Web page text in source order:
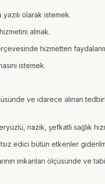
olarak istemek.
almak.
hizmetten
istemek.
ve idarece alınan
nazik, şefkatli sağlık
edici bütün etkenler
imkanları ölçüsünde ve